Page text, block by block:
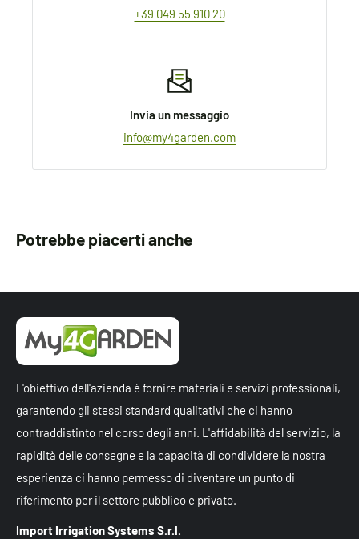
+39 049 55 910 20
Invia un messaggio
info@my4garden.com
Potrebbe piacerti anche
L'obiettivo dell'azienda è fornire materiali e servizi professionali,
garantendo gli stessi standard qualitativi che ci hanno
contraddistinto nel corso degli anni. L'affidabilità del servizio, la
rapidità delle consegne e la capacità di condividere la nostra
esperienza ci hanno permesso di diventare un punto di
riferimento per il settore pubblico e privato.
Import Irrigation Systems S.r.l.